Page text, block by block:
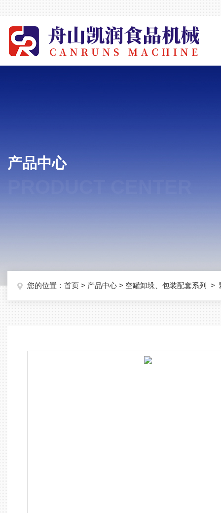
产品中心
您的位置： 首页 > 产品中心 > 空罐卸垛、包装配套系列 >